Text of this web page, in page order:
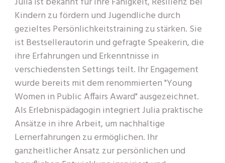
Kindern zu fördern und Jugendliche durch
gezieltes Persönlichkeitstraining zu stärken. Sie
ist Bestsellerautorin und gefragte Speakerin, die
ihre Erfahrungen und Erkenntnisse in
verschiedensten Settings teilt. Ihr Engagement
wurde bereits mit dem renommierten "Young
Women in Public Affairs Award" ausgezeichnet.
Als Erlebnispädagogin integriert Julia praktische
Ansätze in ihre Arbeit, um nachhaltige
Lernerfahrungen zu ermöglichen. Ihr
ganzheitlicher Ansatz zur persönlichen und